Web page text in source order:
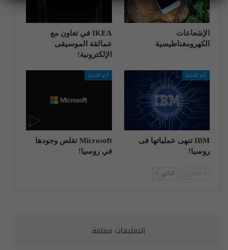
الإشعاعات
الكهرومغناطيسية
IKEA في تعاون مع
عمالقة الموسيقى
الإلكترونية!
آخر الاخبار
IBM تنهی عملیاتها فی
روسیا!
آخر الاخبار
Microsoft تقلص وجودها
في روسيا!
التالي
التعليقات مغلقة.